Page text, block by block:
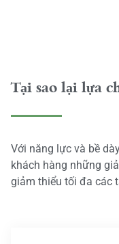
Tại sao lại lựa
Với năng lực và bề
khách hàng những
giảm thiểu tối đa các